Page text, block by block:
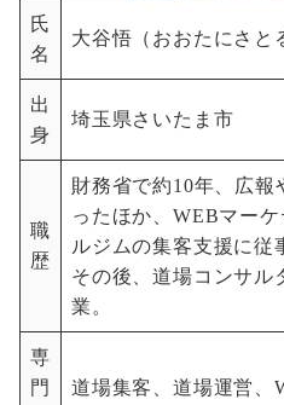
氏
名
大谷悟（おおたにさと
出
身
埼玉県さいたま市
職
歴
財務省で約10年、広報
ったほか、WEBマー
ルジムの集客支援に従
その後、道場コンサル
業。
専
門
道場集客、道場運営、